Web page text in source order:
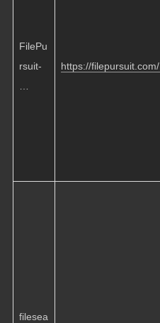
FilePu
rsuit-
https://filepursuit.com/
filesea